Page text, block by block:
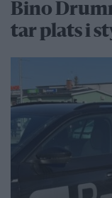
Bino
tar plats i